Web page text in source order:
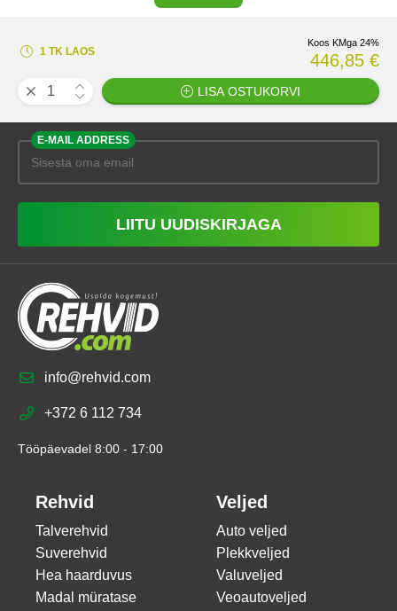
1 TK LAOS
Koos KMga 24%
446,85 €
LISA OSTUKORVI
E-MAIL ADDRESS
LIITU UUDISKIRJAGA
info@rehvid.com
+372 6 112 734
Tööpäevadel 8:00 - 17:00
Rehvid
Talverehvid
Suverehvid
Hea haarduvus
Madal müratase
Veljed
Auto veljed
Plekkveljed
Valuveljed
Veoautoveljed